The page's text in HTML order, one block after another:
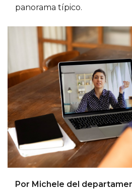
panorama típico.
Por Michele del